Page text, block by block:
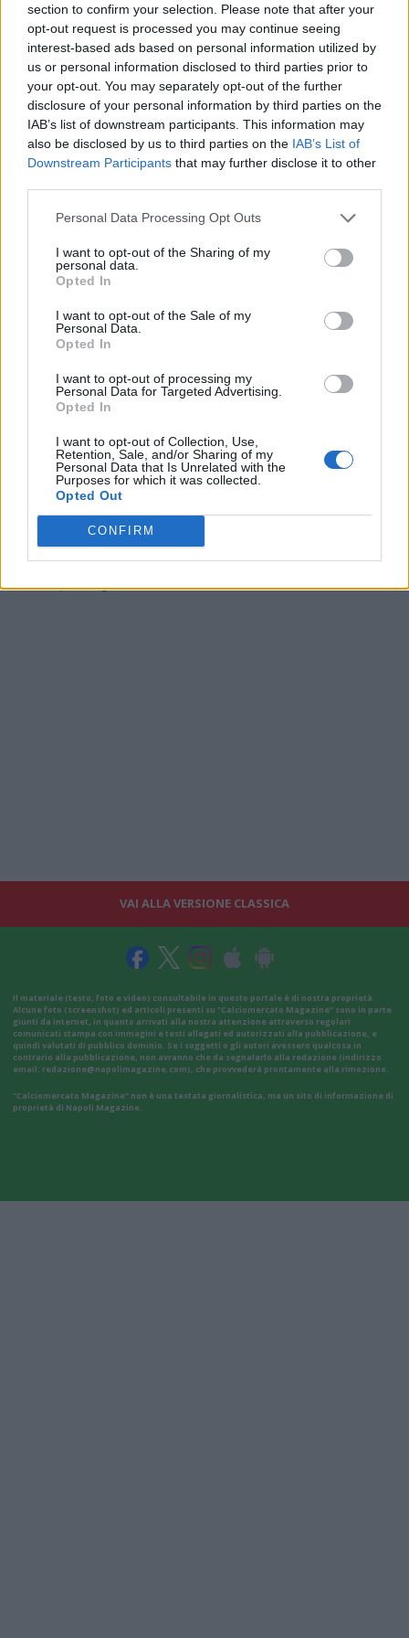
section to confirm your selection. Please note that after your
opt-out request is processed you may continue seeing
interest-based ads based on personal information utilized by
us or personal information disclosed to third parties prior to
your opt-out. You may separately opt-out of the further
disclosure of your personal information by third parties on the
IAB’s list of downstream participants. This information may
also be disclosed by us to third parties on the IAB’s List of
Downstream Participants that may further disclose it to other
Personal Data Processing Opt Outs
I want to opt-out of the Sharing of my
personal data.
Opted In
I want to opt-out of the Sale of my
Personal Data.
Opted In
I want to opt-out of processing my
Personal Data for Targeted Advertising.
Opted In
I want to opt-out of Collection, Use,
Retention, Sale, and/or Sharing of my
Personal Data that Is Unrelated with the
Purposes for which it was collected.
Opted Out
CONFIRM
successo con i veneti, la squadra di Conte potrà sicuramente
guadagnare qualche punto sulle antagoniste. Poi bisognerà
aspettare il 4 gennaio per chiudere il girone d’andata a
Firenze. E in quel turno l’Atalanta dovrà ospitare la Juventus,
l’Inter il Bologna e la Lazio sfiderà la Roma nel derby.
Insomma c’è molto da lavorare e tante conquiste da fare ma
ciò che il Napoli è riuscito a fare fino a questo momento
rappresenta una base solida sulla quale costruire un futuro
Mario Zaccaria
Napoli Magazine
Riproduzione del testo consentita previa citazione della fonte:
VAI ALLA VERSIONE CLASSICA
Il materiale (testo, foto e video) consultabile in questo portale è di nostra proprietà.
Alcune foto (screenshot) ed articoli presenti su "Calciomercato Magazine" sono in parte
giunti da internet, in quanto arrivati alla nostra attenzione attraverso regolari
comunicati stampa con immagini e testi allegati ed autorizzati alla pubblicazione, e
quindi valutati di pubblico dominio. Se i soggetti o gli autori avessero qualcosa in
contrario alla pubblicazione, non avranno che da segnalarlo alla redazione (indirizzo
email: redazione@napolimagazine.com), che provvederà prontamente alla rimozione.
"Calciomercato Magazine" non è una testata giornalistica, ma un sito di informazione di
proprietà di Napoli Magazine.